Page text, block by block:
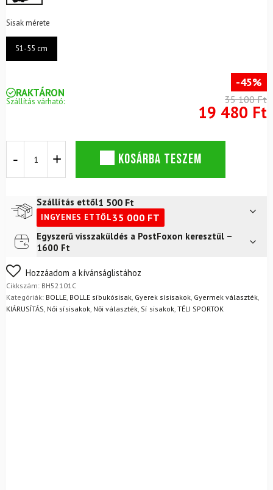
Sisak mérete
51-55 cm
RAKTÁRON
Szállítás várható:
-45%
35 100 Ft
19 480 Ft
BOLLÉ
Matt
mennyiség
KOSÁRBA TESZEM
Szállítás ettől1 500 Ft
INGYENES ETTŐL35 000 FT
Futár a címre2 400
FoxPost
Egyszerű visszaküldés a PostFoxon keresztül –
1600 Ft
Nem biztos a választásában? Semmi gond – a terméket
egyszerűen visszaküldheti 14 napon belül, indoklás nélkül.
Mik a visszaküldés feltételei?
Hozzáadom a kívánságlistához
Cikkszám: BH52101C
Kategóriák: BOLLE BOLLE síbukósisak Gyerek sísisakok Gyermek választék
KIÁRUSÍTÁS Női sísisakok Női választék Sí sisakok TÉLI SPORTOK